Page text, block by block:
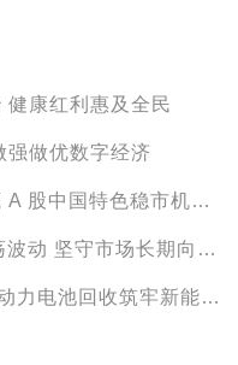
康红利惠及全民
强做优数字经济
特色稳市机制持续显效
守市场长期向好基本面
回收筑牢新能源绿色闭环